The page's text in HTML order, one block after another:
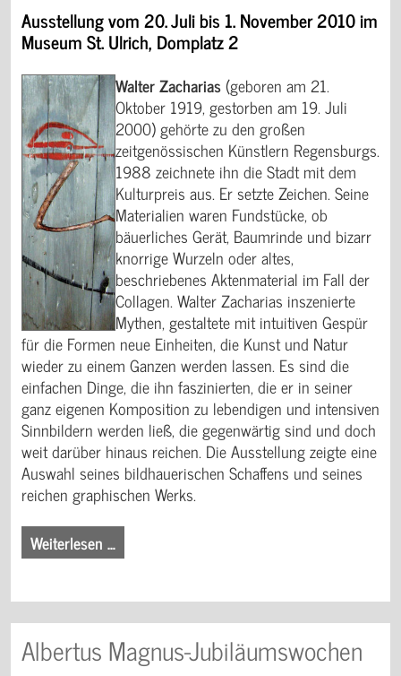
Ausstellung vom 20. Juli bis 1. November 2010 im
Museum St. Ulrich, Domplatz 2
Walter Zacharias(geboren am 21.
Oktober 1919, gestorben am 19. Juli
2000) gehörte zu den großen
zeitgenössischen Künstlern Regensburgs.
1988 zeichnete ihn die Stadt mit dem
Kulturpreis aus. Er setzte Zeichen. Seine
Materialien waren Fundstücke, ob
bäuerliches Gerät, Baumrinde und bizarr
knorrige Wurzeln oder altes,
beschriebenes Aktenmaterial im Fall der
Collagen. Walter Zacharias inszenierte
Mythen, gestaltete mit intuitiven Gespür
für die Formen neue Einheiten, die Kunst und Natur
wieder zu einem Ganzen werden lassen. Es sind die
einfachen Dinge, die ihn faszinierten, die er in seiner
ganz eigenen Komposition zu lebendigen und intensiven
Sinnbildern werden ließ, die gegenwärtig sind und doch
weit darüber hinaus reichen. Die Ausstellung zeigte eine
Auswahl seines bildhauerischen Schaffens und seines
reichen graphischen Werks.
Weiterlesen …
Albertus Magnus-Jubiläumswochen